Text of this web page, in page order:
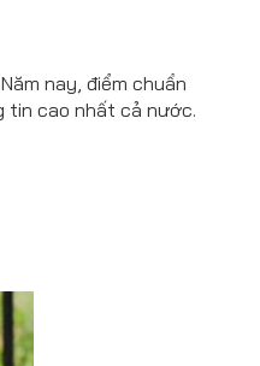
nay, điểm chuẩn
tin cao nhất cả nước.